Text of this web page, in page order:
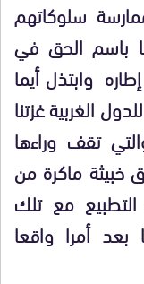
سلوكاتهم
باسم الحق في
وابتذل أيما
الغربية غزتنا
تقف وراءها
خبيثة ماكرة من
مع تلك
بعد أمرا واقعا